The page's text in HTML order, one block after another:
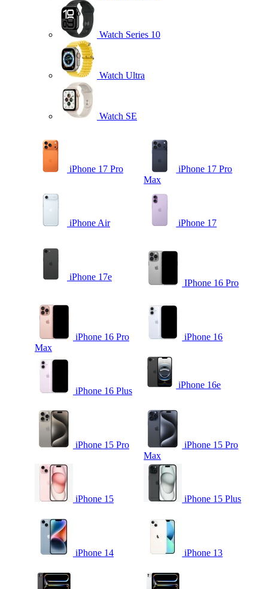
Watch Series 10
Watch Ultra
Watch SE
iPhone 17 Pro
iPhone 17 Pro
Max
iPhone Air iPhone 17
iPhone 17e
IPhone 16 Pro
iPhone 16 Pro
Max
iPhone 16
iPhone 16 Plus
iPhone 16e
iPhone 15 Pro
iPhone 15 Pro
Max
iPhone 15 iPhone 15 Plus
iPhone 14 iPhone 13